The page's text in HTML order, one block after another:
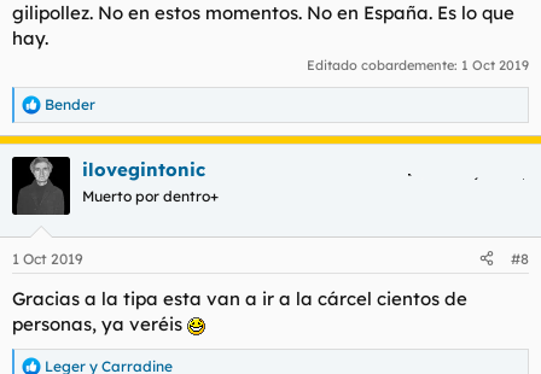
gilipollez. No en estos momentos. No en España. Es lo que
hay.
Editado cobardemente: 1 Oct 2019
R
e
a
c
e
:
Bender
ilovegintonic
Muerto por dentro+
1 Oct 2019 #8
Gracias a la tipa esta van a ir a la cárcel cientos de
personas, ya veréis
Leger y Carradine